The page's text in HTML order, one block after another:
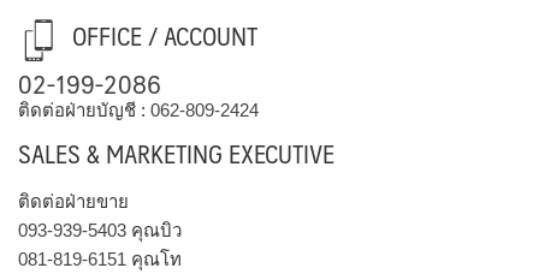
OFFICE / ACCOUNT
02-199-2086
ติดต่อฝ่ายบัญชี : 062-809-2424
SALES & MARKETING EXECUTIVE
ติดต่อฝ่ายขาย
093-939-5403 คุณบิว
081-819-6151 คุณโท